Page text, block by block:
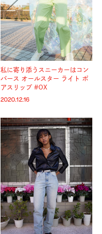
私に寄り添うスニーカーはコン
バース オールスター ライト ボ
アスリップ #OX
2020.12.16